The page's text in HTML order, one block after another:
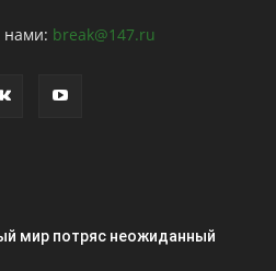
нами: break@147.ru
мир потряс неожиданный